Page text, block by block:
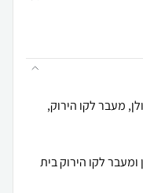
מעבר לקו הירוק,
לקו הירוק בית